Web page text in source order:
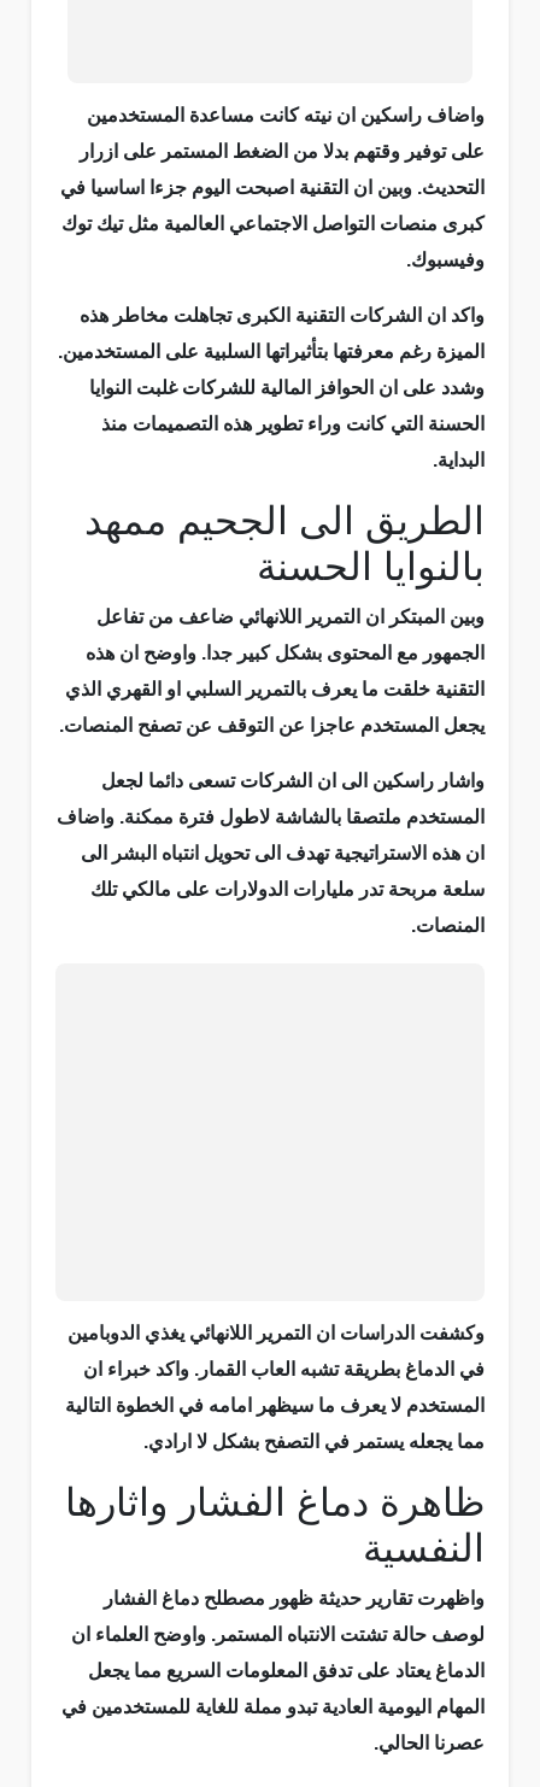
واضاف راسكين ان نيته كانت مساعدة المستخدمين
على توفير وقتهم بدلا من الضغط المستمر على ازرار
التحديث. وبين ان التقنية اصبحت اليوم جزءا اساسيا في
كبرى منصات التواصل الاجتماعي العالمية مثل تيك توك
وفيسبوك.
واكد ان الشركات التقنية الكبرى تجاهلت مخاطر هذه
الميزة رغم معرفتها بتأثيراتها السلبية على المستخدمين.
وشدد على ان الحوافز المالية للشركات غلبت النوايا
الحسنة التي كانت وراء تطوير هذه التصميمات منذ
البداية.
الطريق الى الجحيم ممهد
بالنوايا الحسنة
وبين المبتكر ان التمرير اللانهائي ضاعف من تفاعل
الجمهور مع المحتوى بشكل كبير جدا. واوضح ان هذه
التقنية خلقت ما يعرف بالتمرير السلبي او القهري الذي
يجعل المستخدم عاجزا عن التوقف عن تصفح المنصات.
واشار راسكين الى ان الشركات تسعى دائما لجعل
المستخدم ملتصقا بالشاشة لاطول فترة ممكنة. واضاف
ان هذه الاستراتيجية تهدف الى تحويل انتباه البشر الى
سلعة مربحة تدر مليارات الدولارات على مالكي تلك
المنصات.
وكشفت الدراسات ان التمرير اللانهائي يغذي الدوبامين
في الدماغ بطريقة تشبه العاب القمار. واكد خبراء ان
المستخدم لا يعرف ما سيظهر امامه في الخطوة التالية
مما يجعله يستمر في التصفح بشكل لا ارادي.
ظاهرة دماغ الفشار واثارها
النفسية
واظهرت تقارير حديثة ظهور مصطلح دماغ الفشار
لوصف حالة تشتت الانتباه المستمر. واوضح العلماء ان
الدماغ يعتاد على تدفق المعلومات السريع مما يجعل
المهام اليومية العادية تبدو مملة للغاية للمستخدمين في
عصرنا الحالي.